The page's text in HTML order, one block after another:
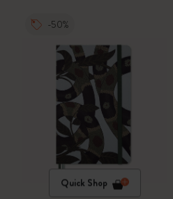
-50%
Quick Shop